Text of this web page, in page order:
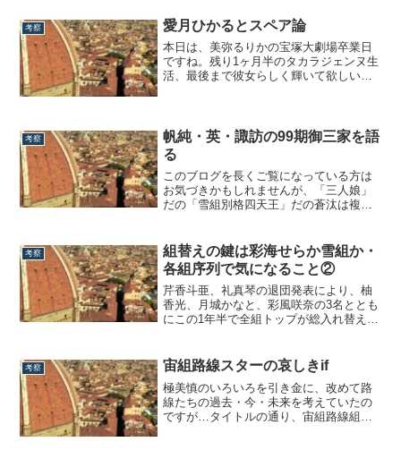
考察 愛月ひかるとスペア論
本日は、美弥るりかの宝塚大劇場卒業日
ですね。残り1ヶ月半のタカラジェンヌ生
活、最後まで彼女らしく輝いて欲しいと
～トップスターを3種類に分けて考える～
美弥るりかが退団を発表する少し前、愛
月ひかる...
考察
帆純・英・諏訪の99期御三家を語
る
このブログを長くご覧になっている方は
お気づきかもしれませんが、「三人娘」
だの「雪組別格四天王」だの蒼汰は複数
こと帆純まひろ、英かおと、諏訪さきの3
名。この3名はご存じの通り、「不遇の世
代」扱いされがちな99期生の中で、最終
学年で...
考察
組替えの鍵は彩海せらか雪組か・
各組序列で気になること②
芹香斗亜、礼真琴の退団発表により、柚
香光、月城かなと、彩風咲奈の3名ととも
にこの1年半で全組トップが総入れ替えと
っとやきもきしっぱなしです。改めて今
後の各組体制について考えてみましょ
う。【第一弾の水美舞斗を考える編はコ
チラ】代替...
考察 宙組路線スターの哀しきif
極美慎のいろいろを引き金に、改めて路
線たちの過去・今・未来を考えていたの
ですが…タイトルの通り、宙組路線組に